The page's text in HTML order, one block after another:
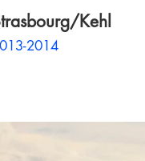
Kehl
2014